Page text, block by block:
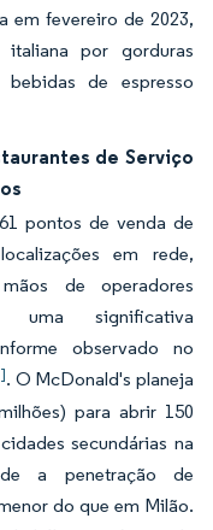
em fevereiro de 2023,
italiana por gorduras
de espresso
de Serviço
pontos de venda de
em rede,
de operadores
uma significativa
observado no
. O McDonald's planeja
para abrir 150
secundárias na
a penetração de
do que em Milão.